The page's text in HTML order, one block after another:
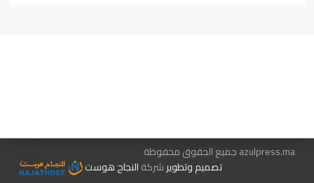
azulpress.ma جميع الحقوق محفوظة
تصميم وتطويرشركةالنجاح هوست